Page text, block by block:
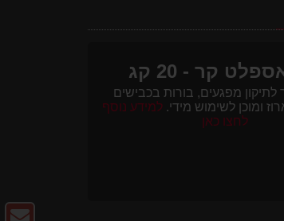
קר - 20 קג
מפגעים, בורות בכבישים
ומוכן לשימוש מידי.למידע נוסף
לחצו כאן